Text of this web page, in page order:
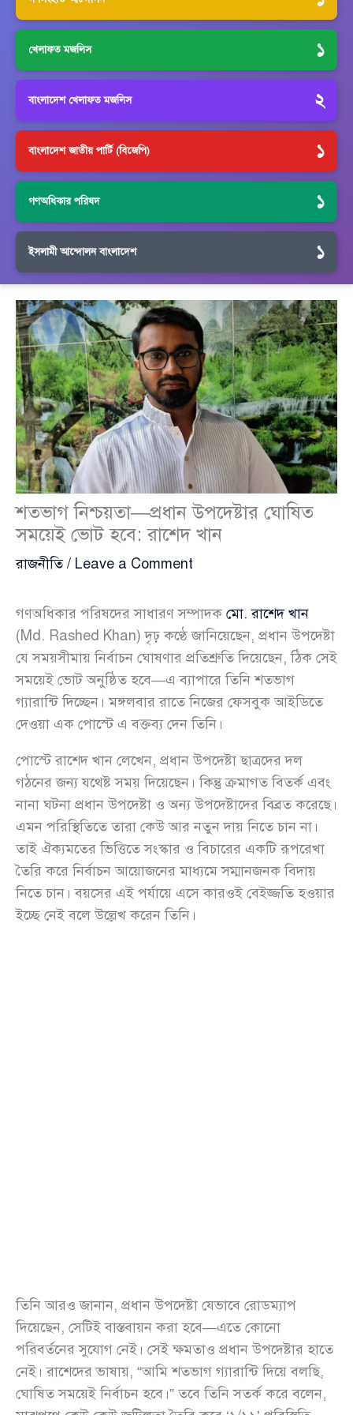
খেলাফত মজলিস ১
বাংলাদেশ খেলাফত মজলিস ২
বাংলাদেশ জাতীয় পার্টি (বিজেপি) ১
গণঅধিকার পরিষদ ১
ইসলামী আন্দোলন বাংলাদেশ ১
শতভাগ নিশ্চয়তা—প্রধান উপদেষ্টার ঘোষিত
সময়েই ভোট হবে: রাশেদ খান
রাজনীতি/ Leave a Comment
গণঅধিকার পরিষদের সাধারণ সম্পাদক মো. রাশেদ খান
(Md. Rashed Khan) দৃঢ় কণ্ঠে জানিয়েছেন, প্রধান উপদেষ্টা
যে সময়সীমায় নির্বাচন ঘোষণার প্রতিশ্রুতি দিয়েছেন, ঠিক সেই
সময়েই ভোট অনুষ্ঠিত হবে—এ ব্যাপারে তিনি শতভাগ
গ্যারান্টি দিচ্ছেন। মঙ্গলবার রাতে নিজের ফেসবুক আইডিতে
দেওয়া এক পোস্টে এ বক্তব্য দেন তিনি।
পোস্টে রাশেদ খান লেখেন, প্রধান উপদেষ্টা ছাত্রদের দল
গঠনের জন্য যথেষ্ট সময় দিয়েছেন। কিন্তু ক্রমাগত বিতর্ক এবং
নানা ঘটনা প্রধান উপদেষ্টা ও অন্য উপদেষ্টাদের বিব্রত করেছে।
এমন পরিস্থিতিতে তারা কেউ আর নতুন দায় নিতে চান না।
তাই ঐক্যমতের ভিত্তিতে সংস্কার ও বিচারের একটি রূপরেখা
তৈরি করে নির্বাচন আয়োজনের মাধ্যমে সম্মানজনক বিদায়
নিতে চান। বয়সের এই পর্যায়ে এসে কারওই বেইজ্জতি হওয়ার
ইচ্ছে নেই বলে উল্লেখ করেন তিনি।
তিনি আরও জানান, প্রধান উপদেষ্টা যেভাবে রোডম্যাপ
দিয়েছেন, সেটিই বাস্তবায়ন করা হবে—এতে কোনো
পরিবর্তনের সুযোগ নেই। সেই ক্ষমতাও প্রধান উপদেষ্টার হাতে
নেই। রাশেদের ভাষায়, “আমি শতভাগ গ্যারান্টি দিয়ে বলছি,
ঘোষিত সময়েই নির্বাচন হবে।” তবে তিনি সতর্ক করে বলেন,